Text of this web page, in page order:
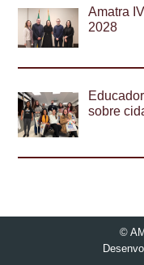
Amatra
2028
sobre
©